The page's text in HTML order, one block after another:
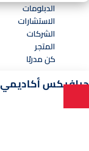
الدبلومات
الاستشارات
الشركات
المتجر
كن مدربًا
جرافيكس أكاديمي